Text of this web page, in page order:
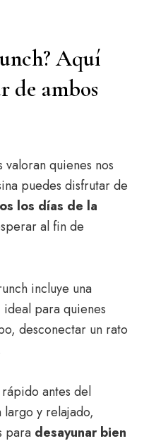
Aquí
de ambos
valoran quienes nos
puedes disfrutar de
los días de la
al fin de
incluye una
para quienes
desconectar un rato
rápido antes del
y relajado,
para desayunar bien